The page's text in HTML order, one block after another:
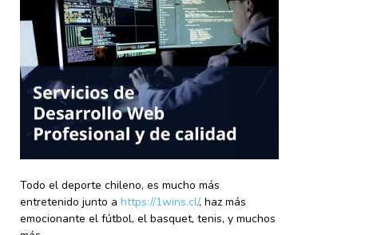
Todo el deporte chileno, es mucho más
entretenido junto a https://1wins.cl/, haz más
emocionante el fútbol, el basquet, tenis, y muchos